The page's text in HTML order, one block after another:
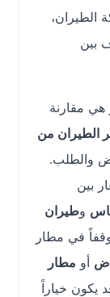
من
مطار
مطار
خياراً